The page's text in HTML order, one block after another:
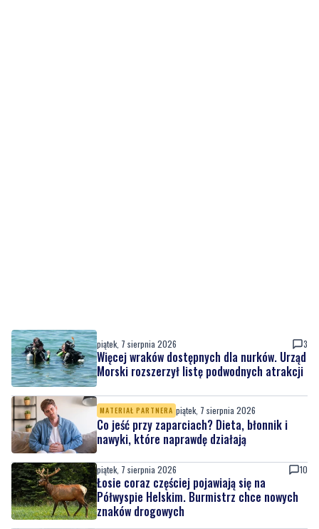
piątek, 7 sierpnia 2026 3
Więcej wraków dostępnych dla nurków. Urząd
Morski rozszerzył listę podwodnych atrakcji
MATERIAŁ PARTNERA piątek, 7 sierpnia 2026
Co jeść przy zaparciach? Dieta, błonnik i
nawyki, które naprawdę działają
piątek, 7 sierpnia 2026 10
Łosie coraz częściej pojawiają się na
Półwyspie Helskim. Burmistrz chce nowych
znaków drogowych